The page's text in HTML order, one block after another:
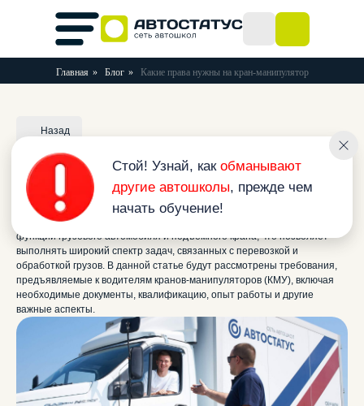
Главная » Блог » Какие права нужны на кран-манипулятор
Назад
Какие права нужны на кран-
манипулятор
Кран-манипулятор – это универсальное решение для
транспортировки и погрузки - разгрузки грузов. Он сочетает в себе
функции грузового автомобиля и подъемного крана, что позволяет
выполнять широкий спектр задач, связанных с перевозкой и
обработкой грузов. В данной статье будут рассмотрены требования,
предъявляемые к водителям кранов-манипуляторов (КМУ), включая
необходимые документы, квалификацию, опыт работы и другие
важные аспекты.